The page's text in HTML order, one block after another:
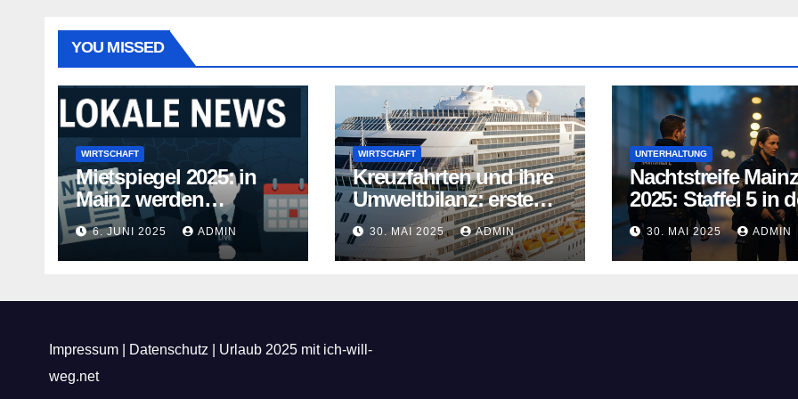
YOU MISSED
WIRTSCHAFT
Mietspiegel 2025: in
Mainz werden
Mietwohnungen noch
teurer
6. JUNI 2025 ADMIN
WIRTSCHAFT
Kreuzfahrten und ihre
Umweltbilanz: erste
Kreuzfahrtschiffe
gehen neue Wege
30. MAI 2025 ADMIN
UNTERHALTUNG
Nachtstreife Mainz
2025: Staffel 5 in
ARD Mediathek
30. MAI 2025 ADMIN
Impressum Datenschutz
Urlaub 2025 mit ich-will-
weg.net